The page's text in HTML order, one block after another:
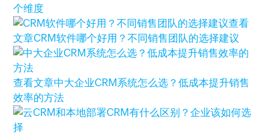
个维度
查看
文章CRM软件哪个好用？不同销售团队的选择建议
查看文章中大企业CRM系统怎么选？低成本提升销售
效率的方法